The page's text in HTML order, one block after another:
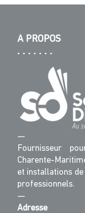
A PROPOS
—
Fournisseur
Charente-
et installations
professionnels.
—
Adresse